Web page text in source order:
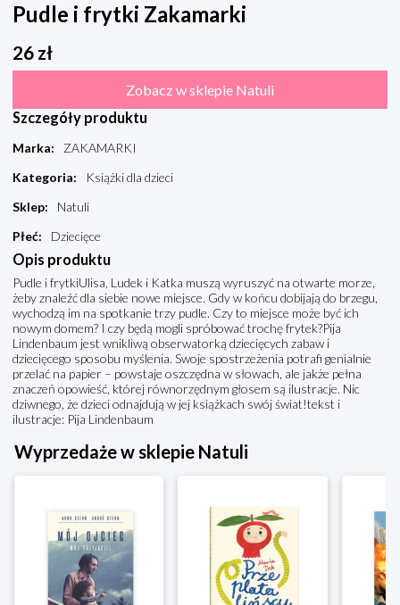
Pudle i frytki Zakamarki
26 zł
Zobacz w sklepie Natuli
Szczegóły produktu
Marka:
ZAKAMARKI
Kategoria:
Książki dla dzieci
Sklep:
Natuli
Płeć: Dziecięce
Opis produktu
Pudle i frytkiUlisa, Ludek i Katka muszą wyruszyć na otwarte morze,
żeby znaleźć dla siebie nowe miejsce. Gdy w końcu dobijają do brzegu,
wychodzą im na spotkanie trzy pudle. Czy to miejsce może być ich
nowym domem? I czy będą mogli spróbować trochę frytek?Pija
Lindenbaum jest wnikliwą obserwatorką dziecięcych zabaw i
dziecięcego sposobu myślenia. Swoje spostrzeżenia potrafi genialnie
przelać na papier – powstaje oszczędna w słowach, ale jakże pełna
znaczeń opowieść, której równorzędnym głosem są ilustracje. Nic
dziwnego, że dzieci odnajdują w jej książkach swój świat!tekst i
ilustracje: Pija Lindenbaum
Wyprzedaże w sklepie Natuli